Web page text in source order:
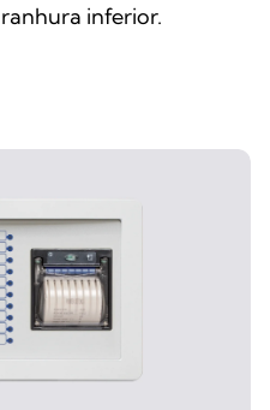
ranhura inferior.